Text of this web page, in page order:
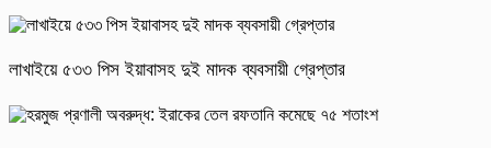
লাখাইয়ে ৫৩৩ পিস ইয়াবাসহ দুই মাদক ব্যবসায়ী গ্রেপ্তার